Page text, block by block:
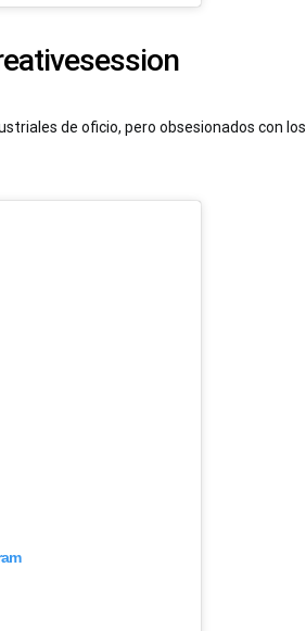
de oficio, pero obsesionados con los